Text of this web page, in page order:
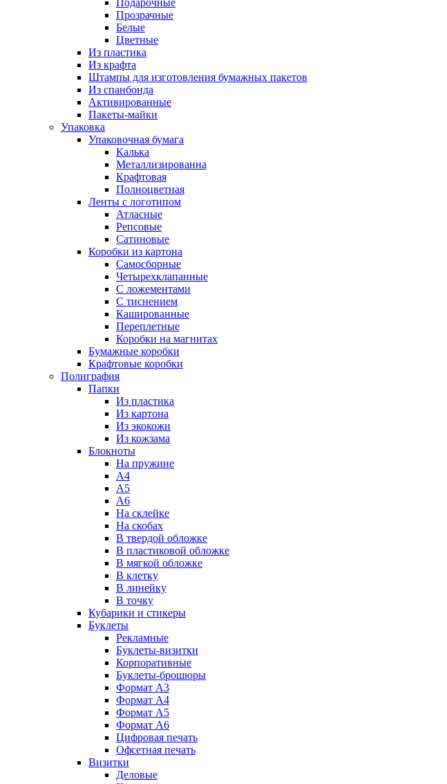
Подарочные
Прозрачные
Белые
Цветные
Из пластика
Из крафта
Штампы для изготовления бумажных пакетов
Из спанбонда
Активированные
Пакеты-майки
Упаковка
Упаковочная бумага
Калька
Металлизированна
Крафтовая
Полноцветная
Ленты с логотипом
Атласные
Репсовые
Сатиновые
Коробки из картона
Самосборные
Четырехклапанные
С ложементами
С тиснением
Кашированные
Переплетные
Коробки на магнитах
Бумажные коробки
Крафтовые коробки
Полиграфия
Папки
Из пластика
Из картона
Из экокожи
Из кожзама
Блокноты
На пружине
А4
А5
А6
На склейке
На скобах
В твердой обложке
В пластиковой обложке
В мягкой обложке
В клетку
В линейку
В точку
Кубарики и стикеры
Буклеты
Рекламные
Буклеты-визитки
Корпоративные
Буклеты-брошюры
Формат А3
Формат А4
Формат А5
Формат А6
Цифровая печать
Офсетная печать
Визитки
Деловые